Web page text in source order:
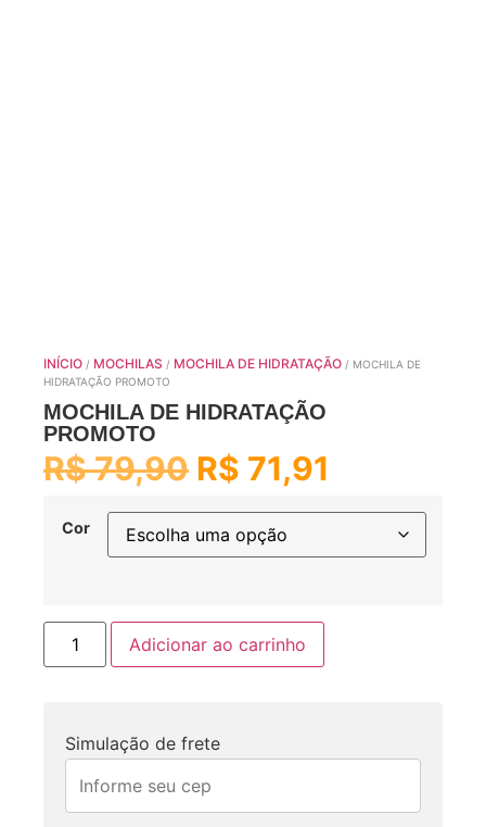
INÍCIO / MOCHILAS / MOCHILA DE HIDRATAÇÃO / MOCHILA DE
HIDRATAÇÃO PROMOTO
MOCHILA DE HIDRATAÇÃO
PROMOTO
R$79,90 R$ 71,91
Cor
Adicionar ao carrinho
Simulação de frete